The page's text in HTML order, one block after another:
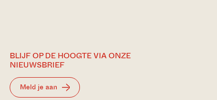
BLIJF OP DE HOOGTE VIA ONZE
NIEUWSBRIEF
Meld je aan